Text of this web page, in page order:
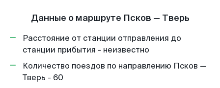
Данные о маршруте Псков — Тверь
Расстояние от станции отправления до
станции прибытия - неизвестно
Количество поездов по направлению Псков —
Тверь - 60